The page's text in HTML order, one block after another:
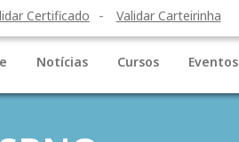
Certificado Validar Carteirinha
Notícias Cursos Eventos